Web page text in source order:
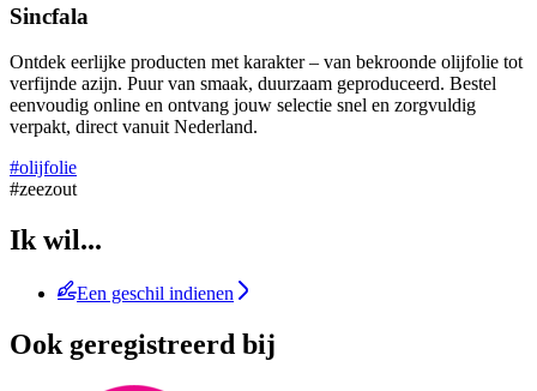
Sincfala
Ontdek eerlijke producten met karakter – van bekroonde olijfolie tot
verfijnde azijn. Puur van smaak, duurzaam geproduceerd. Bestel
eenvoudig online en ontvang jouw selectie snel en zorgvuldig
verpakt, direct vanuit Nederland.
#olijfolie
#zeezout
Ik wil...
Een geschil indienen
Ook geregistreerd bij